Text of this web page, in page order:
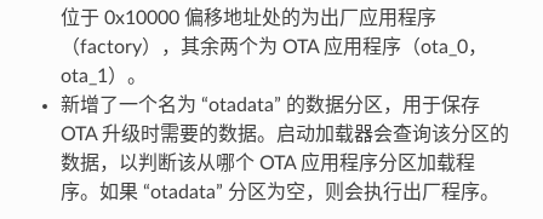
位于 0x10000 偏移地址处的为出厂应用程序
（factory），其余两个为 OTA 应用程序（ota_0，
ota_1）。
新增了一个名为 “otadata” 的数据分区，用于保存
OTA 升级时需要的数据。启动加载器会查询该分区的
数据，以判断该从哪个 OTA 应用程序分区加载程
序。如果 “otadata” 分区为空，则会执行出厂程序。